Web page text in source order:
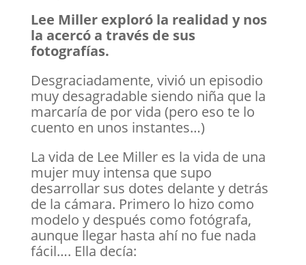
Lee Miller exploró la realidad y nos
la acercó a través de sus
fotografías.
Desgraciadamente, vivió un episodio
muy desagradable siendo niña que la
marcaría de por vida (pero eso te lo
cuento en unos instantes…)
La vida de Lee Miller es la vida de una
mujer muy intensa que supo
desarrollar sus dotes delante y detrás
de la cámara. Primero lo hizo como
modelo y después como fotógrafa,
aunque llegar hasta ahí no fue nada
fácil…. Ella decía: